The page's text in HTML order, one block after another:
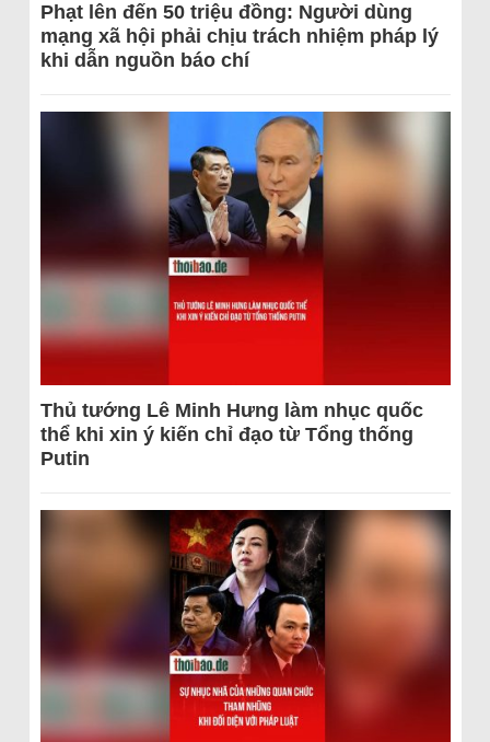
Phạt lên đến 50 triệu đồng: Người dùng
mạng xã hội phải chịu trách nhiệm pháp lý
khi dẫn nguồn báo chí
Thủ tướng Lê Minh Hưng làm nhục quốc
thể khi xin ý kiến chỉ đạo từ Tổng thống
Putin